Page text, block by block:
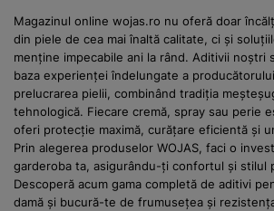
Magazinul online wojas.ro nu oferă doar
din piele de cea mai înaltă calitate, ci și
menține impecabile ani la rând. Aditivii noștri
baza experienței îndelungate a
prelucrarea pielii, combinând tradiția
tehnologică. Fiecare cremă, spray sau perie
oferi protecție maximă, curățare eficientă și
Prin alegerea produselor WOJAS, faci o
garderoba ta, asigurându-ți confortul și stilul
Descoperă acum gama completă de aditivi
damă și bucură-te de frumusețea și